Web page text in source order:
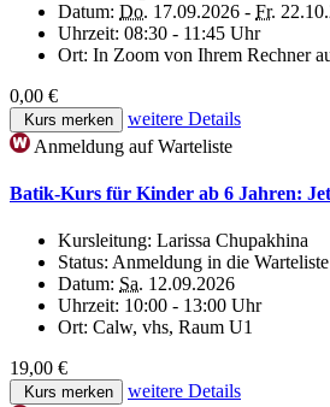
Datum: Do. 17.09.2026 - Fr.
Uhrzeit: 08:30 - 11:45 Uhr
Ort: In Zoom von Ihrem Rechner
0,00 €
Kurs merken
weitere Details
Anmeldung auf Warteliste
Batik-Kurs für Kinder ab 6 Jahren:
Kursleitung: Larissa Chupakhina
Status: Anmeldung in die Warteliste
Datum: Sa. 12.09.2026
Uhrzeit: 10:00 - 13:00 Uhr
Ort: Calw, vhs, Raum U1
19,00 €
Kurs merken
weitere Details